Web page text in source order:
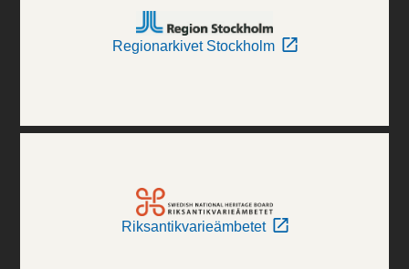
Regionarkivet Stockholm
Riksantikvarieämbetet